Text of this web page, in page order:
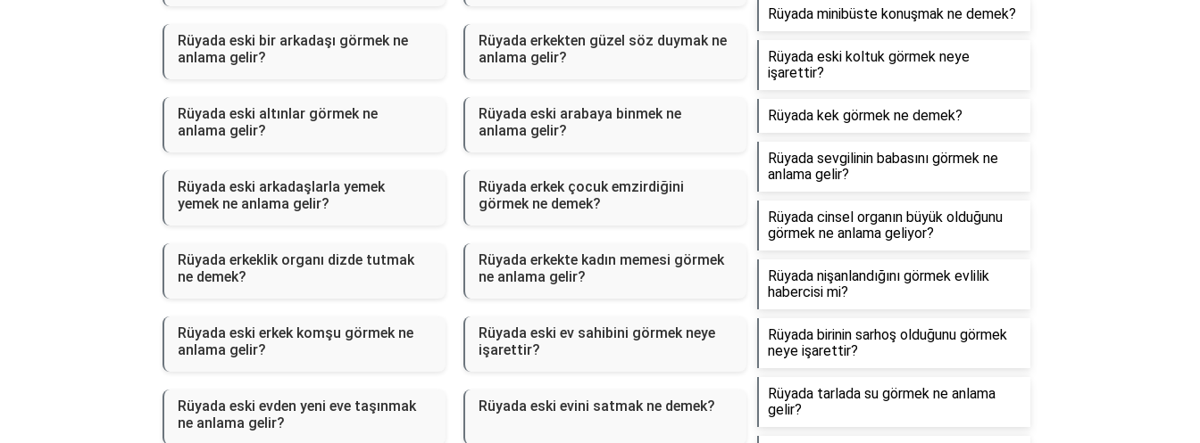
Rüyada eski bir arkadaşı görmek ne
anlama gelir?
Rüyada erkekten güzel söz duymak ne
anlama gelir?
Rüyada eski altınlar görmek ne
anlama gelir?
Rüyada eski arabaya binmek ne
anlama gelir?
Rüyada eski arkadaşlarla yemek
yemek ne anlama gelir?
Rüyada erkek çocuk emzirdiğini
görmek ne demek?
Rüyada erkeklik organı dizde tutmak
ne demek?
Rüyada erkekte kadın memesi görmek
ne anlama gelir?
Rüyada eski erkek komşu görmek ne
anlama gelir?
Rüyada eski ev sahibini görmek neye
işarettir?
Rüyada eski evden yeni eve taşınmak
ne anlama gelir?
Rüyada eski evini satmak ne demek?
Rüyada minibüste konuşmak ne demek?
Rüyada eski koltuk görmek neye
işarettir?
Rüyada kek görmek ne demek?
Rüyada sevgilinin babasını görmek ne
anlama gelir?
Rüyada cinsel organın büyük olduğunu
görmek ne anlama geliyor?
Rüyada nişanlandığını görmek evlilik
habercisi mi?
Rüyada birinin sarhoş olduğunu görmek
neye işarettir?
Rüyada tarlada su görmek ne anlama
gelir?